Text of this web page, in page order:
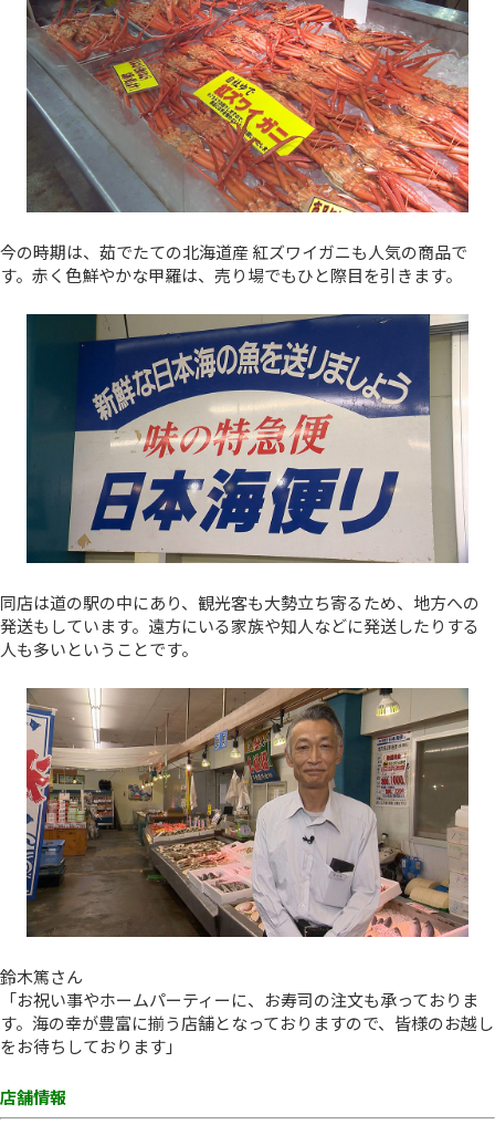
今の時期は、茹でたての北海道産 紅ズワイガニも人気の商品で
す。赤く色鮮やかな甲羅は、売り場でもひと際目を引きます。
同店は道の駅の中にあり、観光客も大勢立ち寄るため、地方への
発送もしています。遠方にいる家族や知人などに発送したりする
人も多いということです。
鈴木篤さん
「お祝い事やホームパーティーに、お寿司の注文も承っておりま
す。海の幸が豊富に揃う店舗となっておりますので、皆様のお越し
をお待ちしております」
店舗情報